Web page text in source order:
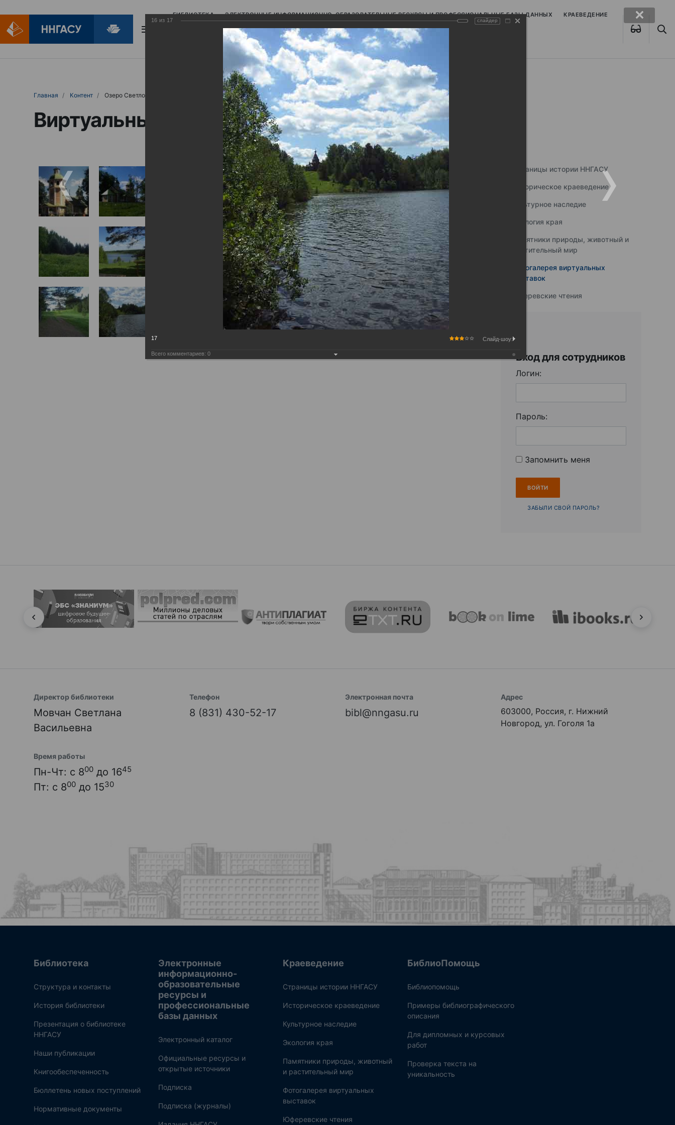
БИБЛИОТЕКА ЭЛЕКТРОННЫЕ ИНФОРМАЦИОННО-ОБРАЗОВАТЕЛЬНЫЕ РЕСУРСЫ И ПРОФЕССИОНАЛЬНЫЕ БАЗЫ ДАННЫХ КРАЕВЕДЕНИЕ
БИБЛИОПОМОЩЬ
Главная Контент Озеро Светлояр
Виртуальные выставки (фотоальбомы)
Страницы истории ННГАСУ
Историческое краеведение
Культурное наследие
Экология края
Памятники природы, животный и
растительный мир
Фотогалерея виртуальных
выставок
Юферевские чтения
Вход для сотрудников
Логин:
Пароль:
Запомнить меня
ЗАБЫЛИ СВОЙ ПАРОЛЬ?
Директор библиотеки
Мовчан Светлана
Васильевна
Телефон
8 (831) 430-52-17
Электронная почта
bibl@nngasu.ru
Адрес
603000, Россия, г. Нижний
Новгород, ул. Гоголя 1а
Время работы
Пн-Чт: с 800 до 1645
Пт: с 800 до 1530
Библиотека
Структура и контакты
История библиотеки
Презентация о библиотеке
ННГАСУ
Наши публикации
Книгообеспеченность
Бюллетень новых поступлений
Нормативные документы
Электронные
информационно-
образовательные
ресурсы и
профессиональные
базы данных
Электронный каталог
Официальные ресурсы и
открытые источники
Подписка
Подписка (журналы)
Краеведение
Страницы истории ННГАСУ
Историческое краеведение
Культурное наследие
Экология края
Памятники природы, животный
и растительный мир
Фотогалерея виртуальных
выставок
Юферевские чтения
БиблиоПомощь
Библиопомощь
Примеры библиографического
описания
Для дипломных и курсовых
работ
Проверка текста на
уникальность
16 из 17 слайдер
17 Слайд-шоу:
Всего комментариев: 0